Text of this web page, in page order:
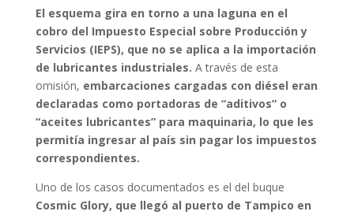
El esquema gira en torno a una laguna en el
cobro del Impuesto Especial sobre Producción y
Servicios (IEPS), que no se aplica a la importación
de lubricantes industriales. A través de esta
omisión, embarcaciones cargadas con diésel eran
declaradas como portadoras de “aditivos” o
“aceites lubricantes” para maquinaria, lo que les
permitía ingresar al país sin pagar los impuestos
correspondientes.
Uno de los casos documentados es el del buque
Cosmic Glory, que llegó al puerto de Tampico en